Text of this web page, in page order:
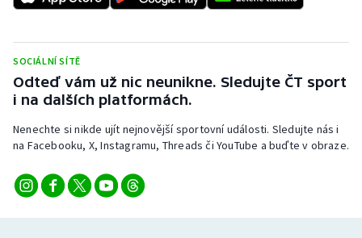
SOCIÁLNÍ SÍTĚ
Odteď vám už nic neunikne. Sledujte ČT sport
i na dalších platformách.
Nenechte si nikde ujít nejnovější sportovní události. Sledujte nás i
na Facebooku, X, Instagramu, Threads či YouTube a buďte v obraze.